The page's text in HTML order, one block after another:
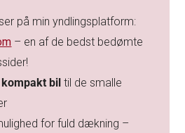
på min yndlingsplatform:
– en af de bedst bedømte
kompakt bil til de smalle
for fuld dækning –